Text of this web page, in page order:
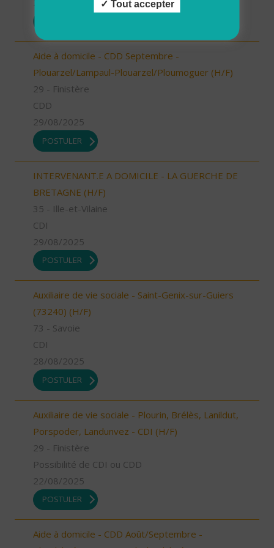
Aide à domicile - CDD Septembre -
Plouarzel/Lampaul-Plouarzel/Ploumoguer (H/F)
29 - Finistère
CDD
29/08/2025
POSTULER
INTERVENANT.E A DOMICILE - LA GUERCHE DE
BRETAGNE (H/F)
35 - Ille-et-Vilaine
CDI
29/08/2025
POSTULER
Auxiliaire de vie sociale - Saint-Genix-sur-Guiers
(73240) (H/F)
73 - Savoie
CDI
28/08/2025
POSTULER
Auxiliaire de vie sociale - Plourin, Brélès, Lanildut,
Porspoder, Landunvez - CDI (H/F)
29 - Finistère
Possibilité de CDI ou CDD
22/08/2025
POSTULER
Aide à domicile - CDD Août/Septembre -
Tout accepter